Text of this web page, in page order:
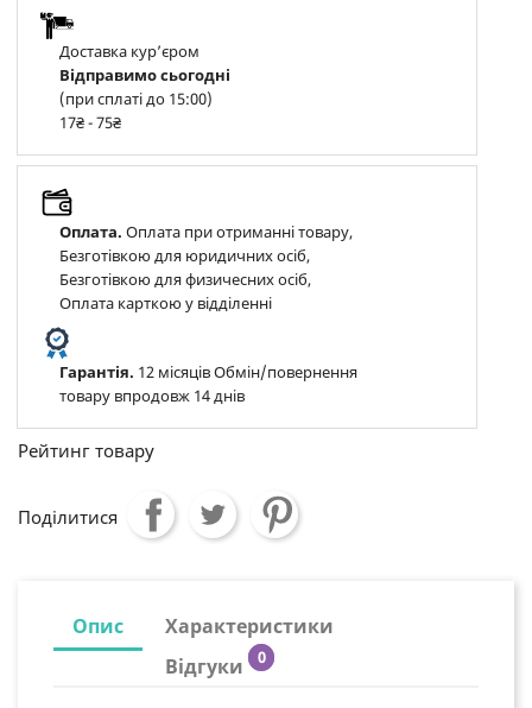
Доставка курʼєром
Відправимо сьогодні
(при сплаті до 15:00)
17₴ - 75₴
Оплата. Оплата при отриманні товару,
Безготівкою для юридичних осіб,
Безготівкою для физичесних осіб,
Оплата карткою у відділенні
Гарантія. 12 місяців Обмін/повернення
товару впродовж 14 днів
Рейтинг товару
Поділитися
Опис
Характеристики
Відгуки
0